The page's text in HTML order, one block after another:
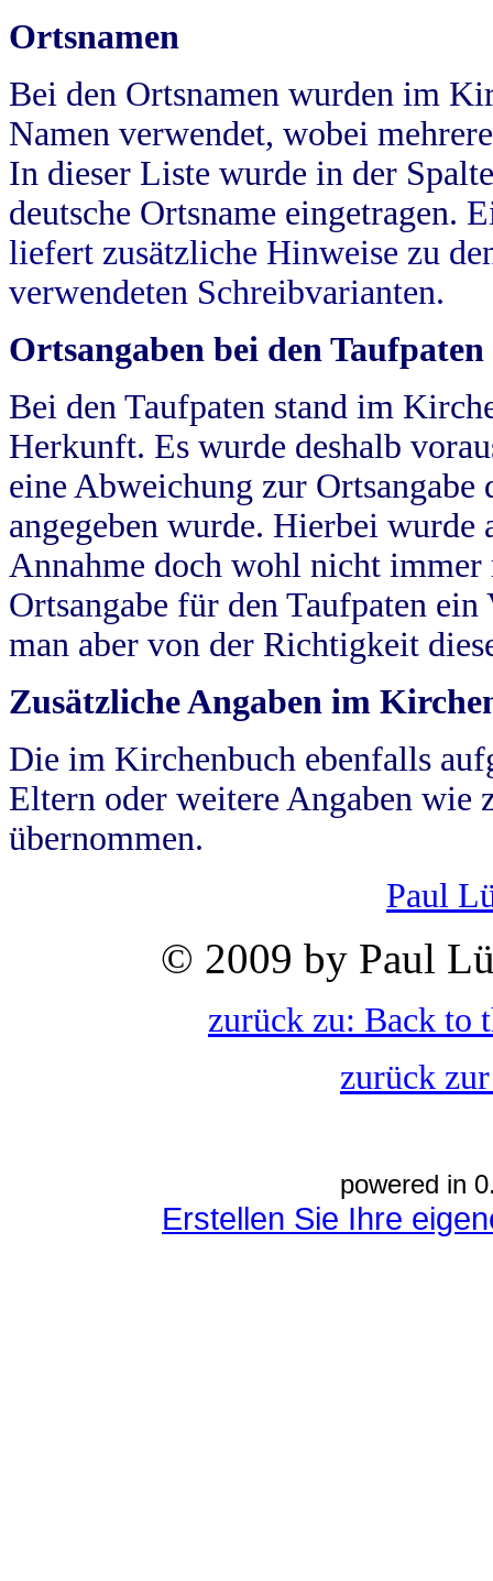
Ortsnamen
Bei den Ortsnamen wurden im
Namen verwendet, wobei
In dieser Liste wurde in der
deutsche Ortsname eingetragen.
liefert zusätzliche Hinweise zu
verwendeten Schreibvarianten.
Ortsangaben bei den Taufpaten
Bei den Taufpaten stand im
Herkunft. Es wurde deshalb
eine Abweichung zur
angegeben wurde. Hierbei wurde
Annahme doch wohl nicht
Ortsangabe für den Taufpaten
man aber von der Richtigkeit
Zusätzliche Angaben im
Die im Kirchenbuch ebenfalls
Eltern oder weitere Angaben wie
übernommen.
Paul
© 2009 by Paul
zurück zu: Back to
zurück
powered in
Erstellen Sie Ihre